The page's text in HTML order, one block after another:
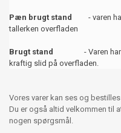
Pæn brugt stand
- varen
tallerken overfladen
Brugt stand
- Varen har
kraftig slid på overfladen.
Vores varer kan ses og
Du er også altid velkommen til
nogen spørgsmål.